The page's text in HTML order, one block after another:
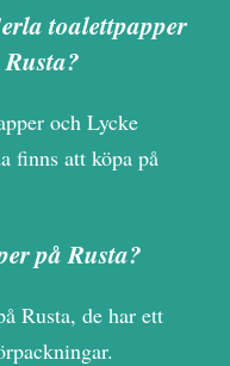
toalettpapper
och Lycke
finns att köpa på
på Rusta?
Rusta, de har ett